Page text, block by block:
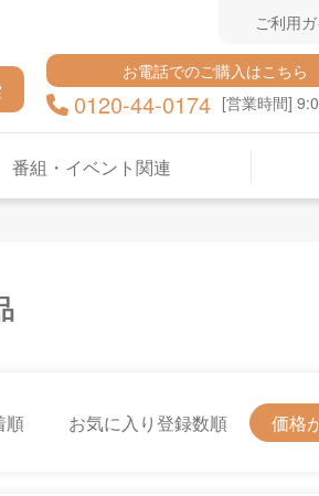
ご利用
お電話でのご購入はこちら
0120-44-0174 [営業時間]
番組・イベント関連
順 お気に入り登録数順 価格